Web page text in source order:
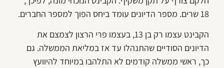
18 שרים. מספר הדיונים עומד ביחס הפוך למספר החברים.
הקבינט עצמו רק בן 13, בעצמו פרי הרצון לצמצם את
הדיונים הסודיים שהתנהלו עד אז במליאת הממשלה. גם
כך, ראשי ממשלה קודמים לא התלהבו במיוחד להיוועץ